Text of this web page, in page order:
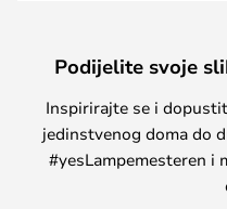
Podijelite svoje
Inspirirajte se i
jedinstvenog doma do
#yesLampemesteren i